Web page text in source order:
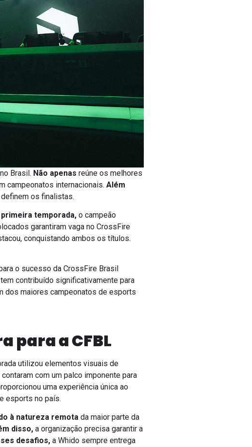
no Brasil. Não apenas reúne os melhores
campeonatos internacionais. Além
os finalistas.
primeira temporada, o campeão
garantiram vaga no CrossFire
conquistando ambos os títulos.
o sucesso da CrossFire Brasil
contribuído significativamente para
dos maiores campeonatos de esports
para a CFBL
utilizou elementos visuais de
com um palco imponente para
uma experiência única ao
esports no país.
à natureza remota da maior parte da
disso, a organização precisa garantir a
desafios, a Whido sempre entrega